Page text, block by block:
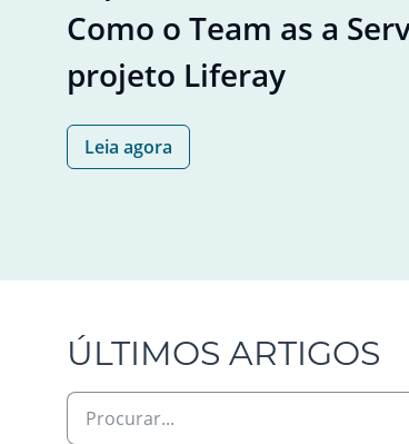
Como o Team as a
projeto Liferay
Leia agora
ÚLTIMOS ARTIGOS